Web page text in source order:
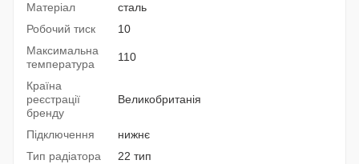
Матеріал
сталь
Робочий тиск
10
Максимальна
температура
110
Країна
реєстрації
бренду
Великобританія
Підключення
нижнє
Тип радіатора
22 тип